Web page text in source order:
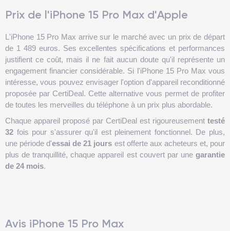
Prix de l'iPhone 15 Pro Max d'Apple
L'iPhone 15 Pro Max arrive sur le marché avec un prix de départ
de 1 489 euros. Ses excellentes spécifications et performances
justifient ce coût, mais il ne fait aucun doute qu'il représente un
engagement financier considérable. Si l'iPhone 15 Pro Max vous
intéresse, vous pouvez envisager l'option d'appareil reconditionné
proposée par CertiDeal. Cette alternative vous permet de profiter
de toutes les merveilles du téléphone à un prix plus abordable.
Chaque appareil proposé par CertiDeal est rigoureusement testé
32 fois pour s'assurer qu'il est pleinement fonctionnel. De plus,
une période d'essai de 21 jours est offerte aux acheteurs et, pour
plus de tranquillité, chaque appareil est couvert par une garantie
de 24 mois.
Avis iPhone 15 Pro Max